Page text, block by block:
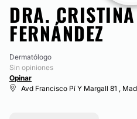
DRA.
FERNÁNDEZ
Dermatólogo
Sin opiniones
Opinar
Avd Francisco Pí Y Margall 81 ,